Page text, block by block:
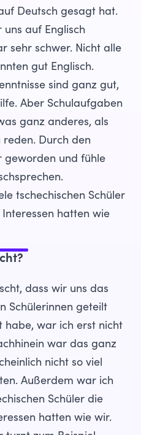
Deutsch gesagt hat.
auf Englisch
sehr schwer. Nicht alle
gut Englisch.
sind ganz gut,
Aber Schulaufgaben
ganz anderes, als
Durch den
geworden und fühle
tschechischen Schüler
hatten wie
dass wir uns das
Schülerinnen geteilt
habe, war ich erst nicht
war das ganz
nicht so viel
Außerdem war ich
Schüler die
hatten wie wir.